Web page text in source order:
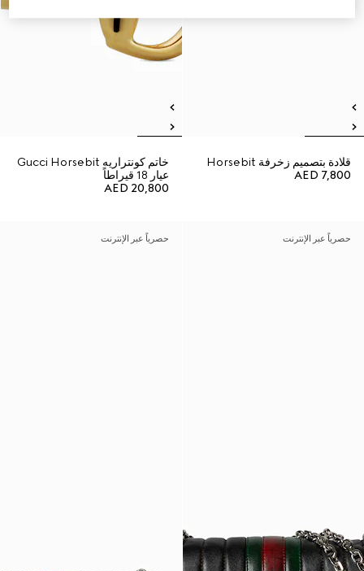
قلادة بتصميم زخرفة Horsebit
AED 7,800
خاتم كونتراريه Gucci Horsebit
عيار 18 قيراطاً
AED 20,800
حصرياً عبر الإنترنت حصرياً عبر الإنترنت